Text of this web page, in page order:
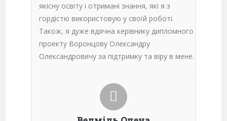
якісну освіту і отримані знання, які я з
гордістю використовую у своїй роботі.
Також, я дуже вдячна керівнику дипломного
проекту Воронцову Олександру
Олександровичу за підтримку та віру в мене.